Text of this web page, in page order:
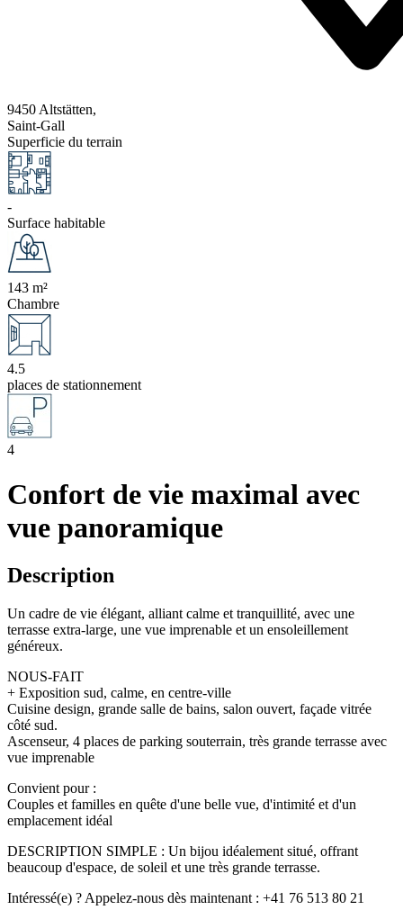
9450 Altstätten,
Saint-Gall
Superficie du terrain
-
Surface habitable
143 m²
Chambre
4.5
places de stationnement
4
Confort de vie maximal avec
vue panoramique
Description
Un cadre de vie élégant, alliant calme et tranquillité, avec une
terrasse extra-large, une vue imprenable et un ensoleillement
généreux.
NOUS-FAIT
+ Exposition sud, calme, en centre-ville
Cuisine design, grande salle de bains, salon ouvert, façade vitrée
côté sud.
Ascenseur, 4 places de parking souterrain, très grande terrasse avec
vue imprenable
Convient pour :
Couples et familles en quête d'une belle vue, d'intimité et d'un
emplacement idéal
DESCRIPTION SIMPLE : Un bijou idéalement situé, offrant
beaucoup d'espace, de soleil et une très grande terrasse.
Intéressé(e) ? Appelez-nous dès maintenant : +41 76 513 80 21